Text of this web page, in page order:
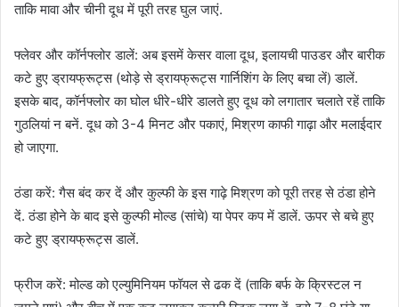
ताकि मावा और चीनी दूध में पूरी तरह घुल जाएं.
फ्लेवर और कॉर्नफ्लोर डालें: अब इसमें केसर वाला दूध, इलायची पाउडर और बारीक
कटे हुए ड्रायफ्रूट्स (थोड़े से ड्रायफ्रूट्स गार्निशिंग के लिए बचा लें) डालें.
इसके बाद, कॉर्नफ्लोर का घोल धीरे-धीरे डालते हुए दूध को लगातार चलाते रहें ताकि
गुठलियां न बनें. दूध को 3-4 मिनट और पकाएं, मिश्रण काफी गाढ़ा और मलाईदार
हो जाएगा.
ठंडा करें: गैस बंद कर दें और कुल्फी के इस गाढ़े मिश्रण को पूरी तरह से ठंडा होने
दें. ठंडा होने के बाद इसे कुल्फी मोल्ड (सांचे) या पेपर कप में डालें. ऊपर से बचे हुए
कटे हुए ड्रायफ्रूट्स डालें.
फ्रीज करें: मोल्ड को एल्युमिनियम फॉयल से ढक दें (ताकि बर्फ के क्रिस्टल न